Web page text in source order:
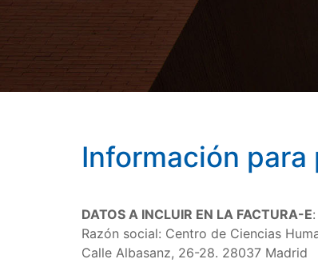
Información para
DATOS A INCLUIR EN LA FACTURA-E:
Razón social: Centro de Ciencias
Calle Albasanz, 26-28. 28037 Madrid